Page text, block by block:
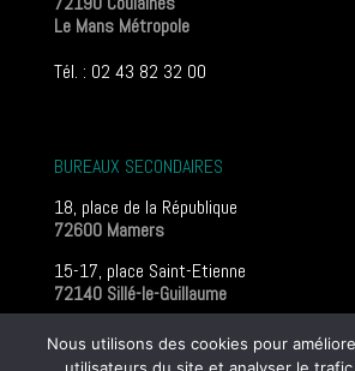
Le Mans Métropole
Tél. : 02 43 82 32 00
BUREAUX SECONDAIRES
18, place de la République
72600 Mamers
15-17, place Saint-Etienne
72140 Sillé-le-Guillaume
Mentions légales
Nous utilisons des cookies pour